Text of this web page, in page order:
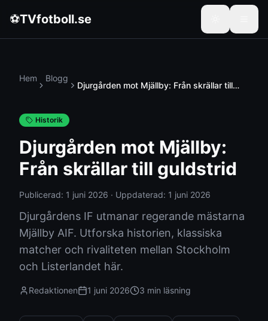
⚽TVfotboll.se
Hem Blogg
Djurgården mot Mjällby: Från skrällar till
Historik
Djurgården mot Mjällby:
Från skrällar till guldstrid
Publicerad: 1 juni 2026 · Uppdaterad: 1 juni 2026
Djurgårdens IF utmanar regerande mästarna
Mjällby AIF. Utforska historien, klassiska
matcher och rivaliteten mellan Stockholm
och Listerlandet här.
Redaktionen 1 juni 2026 3 min läsning